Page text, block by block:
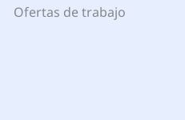
Ofertas de trabajo